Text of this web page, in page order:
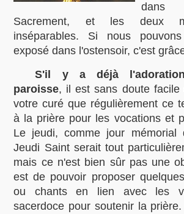
Sacrement, et les deux
inséparables. Si nous
exposé dans l'ostensoir, c'est
S'il y a déjà
paroisse, il est sans doute facile
votre curé que régulièrement ce
à la prière pour les vocations et
Le jeudi, comme jour
Jeudi Saint serait tout
mais ce n'est bien sûr pas une
est de pouvoir proposer
ou chants en lien avec les
sacerdoce pour soutenir la